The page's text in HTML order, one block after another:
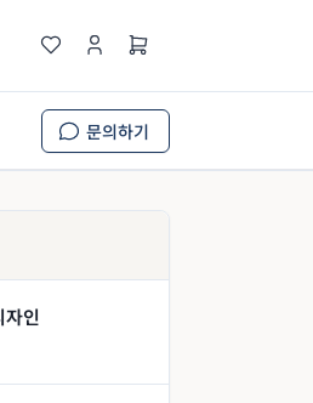
문의하기
인